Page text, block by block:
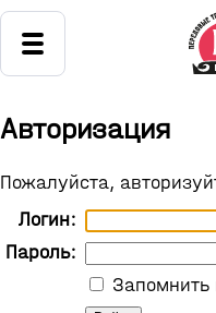
Авторизация
Пожалуйста,
Логин:
Пароль:
Запомнить